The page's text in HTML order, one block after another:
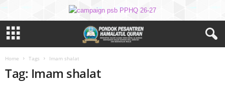
Home Tags Imam shalat
Tag: Imam shalat